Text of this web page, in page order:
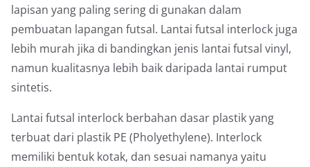
lapisan yang paling sering di gunakan dalam
pembuatan lapangan futsal. Lantai futsal interlock juga
lebih murah jika di bandingkan jenis lantai futsal vinyl,
namun kualitasnya lebih baik daripada lantai rumput
sintetis.
Lantai futsal interlock berbahan dasar plastik yang
terbuat dari plastik PE (Pholyethylene). Interlock
memiliki bentuk kotak, dan sesuai namanya yaitu